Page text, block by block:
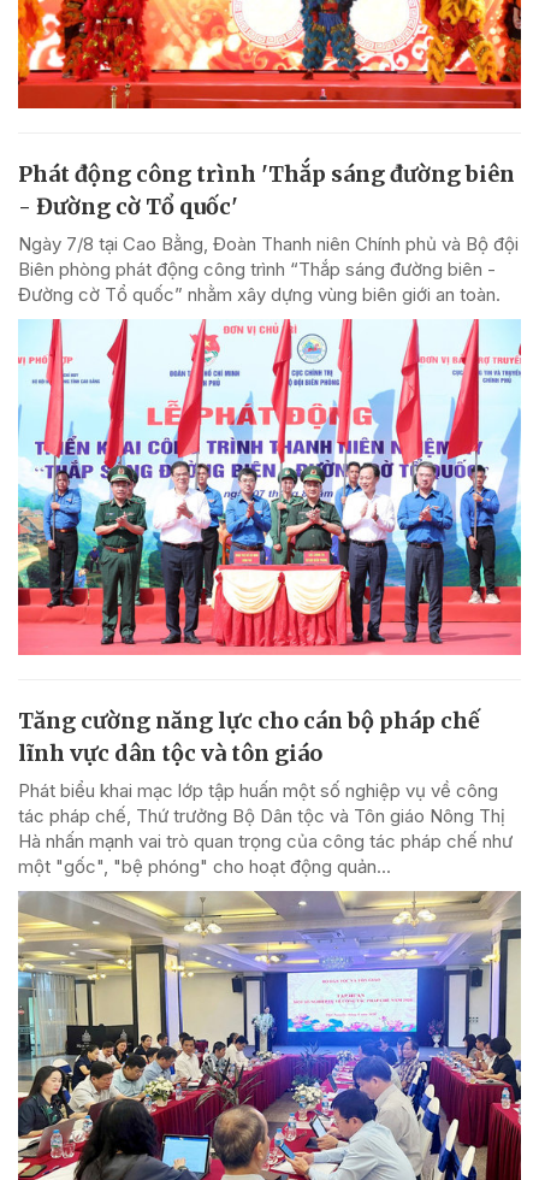
Phát động công trình 'Thắp sáng đường biên
- Đường cờ Tổ quốc'
Ngày 7/8 tại Cao Bằng, Đoàn Thanh niên Chính phủ và Bộ đội
Biên phòng phát động công trình “Thắp sáng đường biên -
Đường cờ Tổ quốc” nhằm xây dựng vùng biên giới an toàn.
Tăng cường năng lực cho cán bộ pháp chế
lĩnh vực dân tộc và tôn giáo
Phát biểu khai mạc lớp tập huấn một số nghiệp vụ về công
tác pháp chế, Thứ trưởng Bộ Dân tộc và Tôn giáo Nông Thị
Hà nhấn mạnh vai trò quan trọng của công tác pháp chế như
một "gốc", "bệ phóng" cho hoạt động quản...